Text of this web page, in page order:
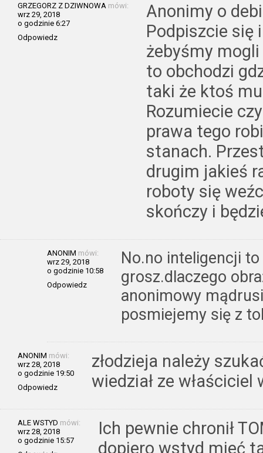
GRZEGORZ Z DZIWNOWA mówi:
wrz 29, 2018
o godzinie 6:27
Odpowiedz
Anonimy o
Podpiszcie się
żebyśmy
to obchodzi
taki że ktoś
Rozumiecie
prawa tego
stanach.
drugim jakieś
roboty się
skończy i
ANONIM mówi:
wrz 29, 2018
o godzinie 10:58
Odpowiedz
No.no inteligencji to
grosz.dlaczego
anonimowy
posmiejemy się z
ANONIM mówi:
wrz 28, 2018
o godzinie 19:50
Odpowiedz
złodzieja należy
wiedział ze właściciel
ALE WSTYD mówi:
wrz 28, 2018
o godzinie 15:57
Ich pewnie chronił
dopiero wstyd mieć